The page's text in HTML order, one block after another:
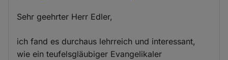
Sehr geehrter Herr Edler,
ich fand es durchaus lehrreich und interessant,
wie ein teufelsgläubiger Evangelikaler